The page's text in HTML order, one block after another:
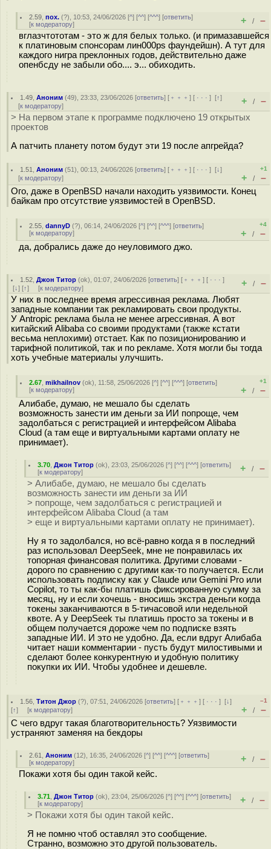
2.59 ,пох. (?), 10:53, 24/06/2026 [^] [^^] [^^^] [ответить]
[к модератору] + / –
вглазчтототам - это ж для белых только. (и примазавшейся
к платиновым спонсорам лин000ps фаундейшн). А тут для
каждого нигра преклонных годов, действительно даже
опенбсду не забыли обо.... э... обиходить.
1.49 ,Аноним (49), 23:33, 23/06/2026 [ответить] [ ﹢﹢﹢] [ · · ·][↑]
[к модератору] + / –
> На первом этапе к программе подключено 19 открытых
проектов
А патчить планету потом будут эти 19 после апгрейда?
1.51 ,Аноним (51), 00:13, 24/06/2026 [ответить] [ ﹢﹢﹢] [ · · ·][↓]
[к модератору]
+1
+ / –
Ого, даже в OpenBSD начали находить уязвимости. Конец
байкам про отсутствие уязвимостей в OpenBSD.
2.55 ,dannyD (?), 06:14, 24/06/2026 [^] [^^] [^^^] [ответить]
[к модератору]
+4
+ / –
да, добрались даже до неуловимого джо.
1.52 ,Джон Титор (ok), 01:07, 24/06/2026 [ответить] [ ﹢﹢﹢] [ · · ·]
[↓] [↑] [к модератору] + / –
У них в последнее время агрессивная реклама. Любят
западные компании так рекламировать свои продукты.
У Antropic реклама была не менее агрессивная. А вот
китайский Alibaba со своими продуктами (также кстати
весьма неплохими) отстает. Как по позиционированию и
тарифной политикой, так и по рекламе. Хотя могли бы тогда
хоть учебные материалы улучшить.
2.67 ,mikhailnov (ok), 11:58, 25/06/2026 [^] [^^] [^^^] [ответить]
[к модератору]
+1
+ / –
Алибабе, думаю, не мешало бы сделать
возможность занести им деньги за ИИ попроще, чем
задолбаться с регистрацией и интерфейсом Alibaba
Cloud (а там еще и виртуальными картами оплату не
принимает).
3.70 ,Джон Титор (ok), 23:03, 25/06/2026 [^] [^^] [^^^] [ответить]
[к модератору] + / –
> Алибабе, думаю, не мешало бы сделать
возможность занести им деньги за ИИ
> попроще, чем задолбаться с регистрацией и
интерфейсом Alibaba Cloud (а там
> еще и виртуальными картами оплату не принимает).
Ну я то задолбался, но всё-равно когда я в последний
раз использовал DeepSeek, мне не понравилась их
топорная финансовая политика. Другими словами -
дорого по сравнению с другими как-то получается. Если
использовать подписку как у Claude или Gemini Pro или
Copilot, то ты как-бы платишь фиксированную сумму за
месяц, ну и если хочешь - вносишь экстра деньги когда
токены заканчиваются в 5-тичасовой или недельной
квоте. А у DeepSeek ты платишь просто за токены и в
общем получается дороже чем по подписке взять
западные ИИ. И это не удобно. Да, если вдруг Алибаба
читает наши комментарии - пусть будут милостивыми и
сделают более конкурентную и удобную политику
покупки их ИИ. Чтобы удобнее и дешевле.
1.56 ,Титон Джор (?), 07:51, 24/06/2026 [ответить] [ ﹢﹢﹢] [ · · ·][↓]
[↑] [к модератору]
–1
+ / –
С чего вдруг такая благотворительность? Уязвимости
устраняют заменяя на бекдоры
2.61 ,Аноним (12), 16:35, 24/06/2026 [^] [^^] [^^^] [ответить]
[к модератору] + / –
Покажи хотя бы один такой кейс.
3.71 ,Джон Титор (ok), 23:04, 25/06/2026 [^] [^^] [^^^] [ответить]
[к модератору] + / –
> Покажи хотя бы один такой кейс.
Я не помню чтоб оставлял это сообщение.
Странно, возможно это другой пользователь.